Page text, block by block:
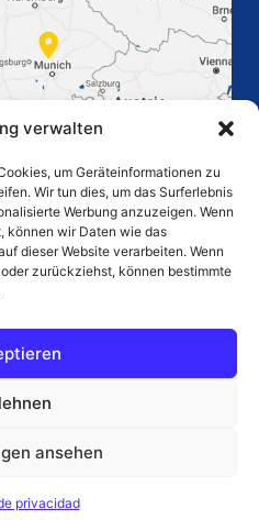
verwalten
um Geräteinformationen zu
Wir tun dies, um das Surferlebnis
Werbung anzuzeigen. Wenn
können wir Daten wie das
dieser Website verarbeiten. Wenn
zurückziehst, können bestimmte
ansehen
privacidad
DE INICIO
DESCARGO DE
RESPONSABILIDAD